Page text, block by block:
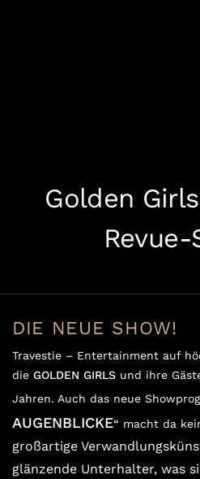
Golden
Revue-
DIE NEUE SHOW!
Travestie – Entertainment auf
die GOLDEN GIRLS und ihre
Jahren. Auch das neue
AUGENBLICKE“ macht da
großartige
glänzende Unterhalter, was